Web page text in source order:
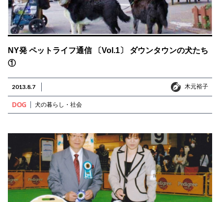
NY発 ペットライフ通信 〔Vol.1〕 ダウンタウンの犬たち
①
2013.8.7 木元裕子
木元裕子
DOG 犬の暮らし・社会